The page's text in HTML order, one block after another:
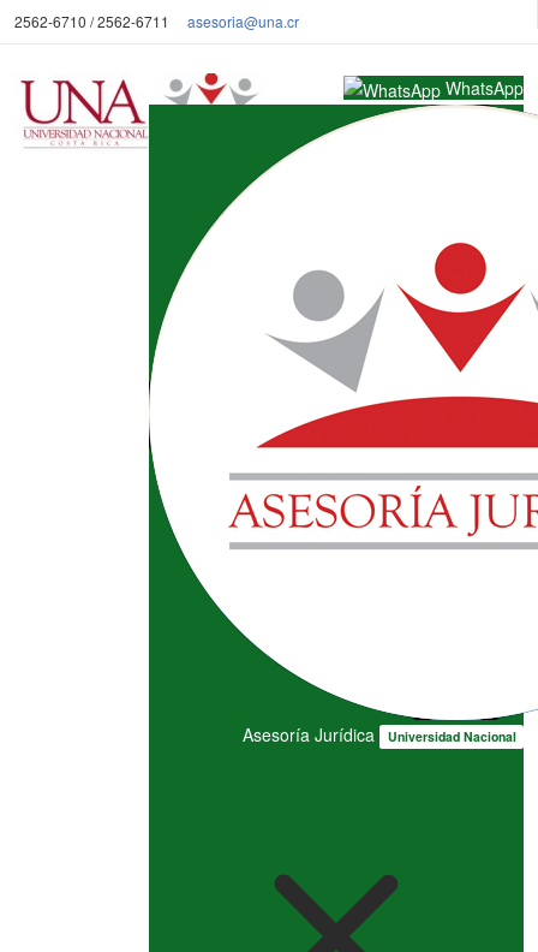
2562-6710 / 2562-6711 asesoria@una.cr
WhatsApp
Asesoría Jurídica Universidad Nacional